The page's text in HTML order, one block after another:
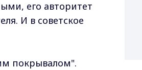
его авторитет
И в советское
покрывалом".